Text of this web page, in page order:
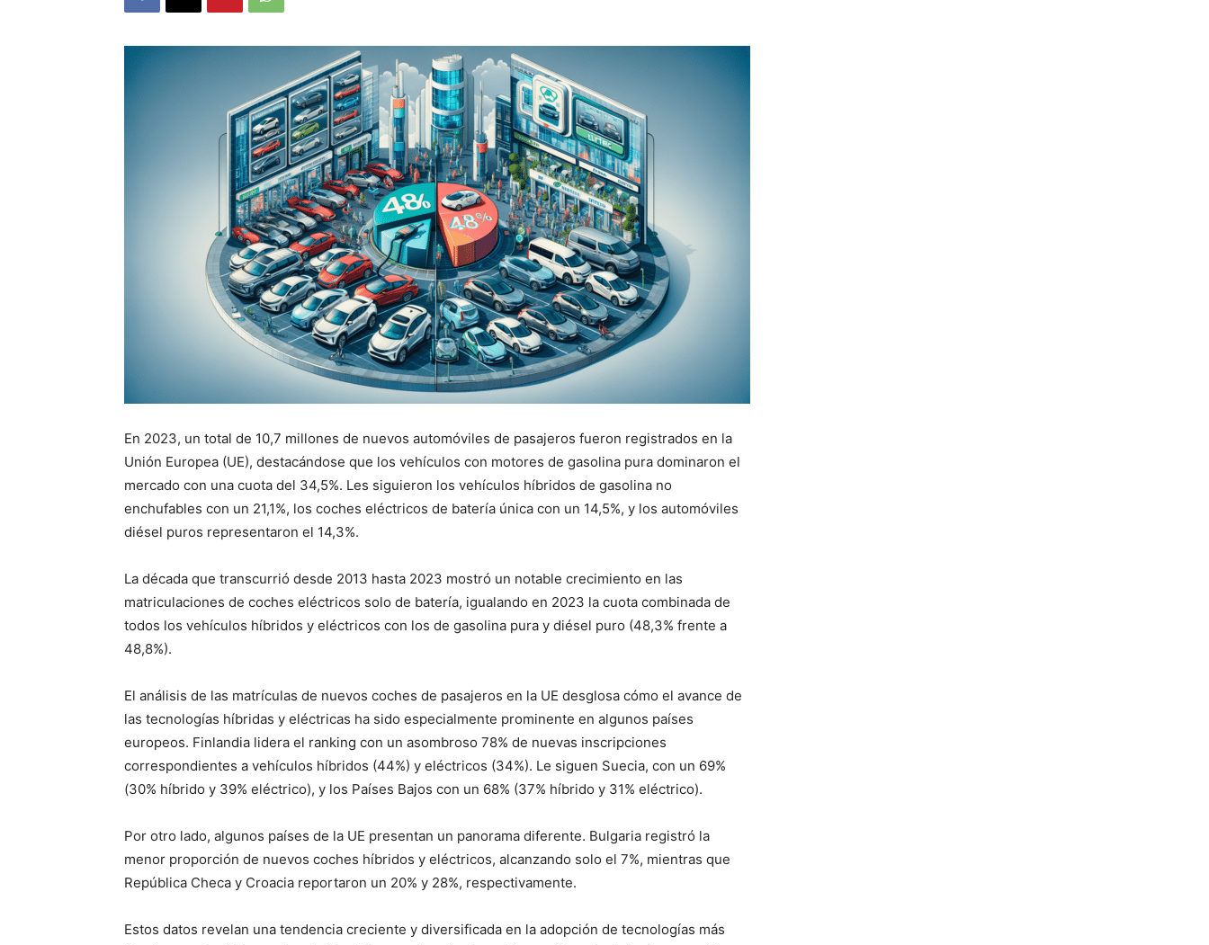
En 2023, un total de 10,7 millones de nuevos automóviles de pasajeros fueron registrados en la
Unión Europea (UE), destacándose que los vehículos con motores de gasolina pura dominaron el
mercado con una cuota del 34,5%. Les siguieron los vehículos híbridos de gasolina no
enchufables con un 21,1%, los coches eléctricos de batería única con un 14,5%, y los automóviles
diésel puros representaron el 14,3%.
La década que transcurrió desde 2013 hasta 2023 mostró un notable crecimiento en las
matriculaciones de coches eléctricos solo de batería, igualando en 2023 la cuota combinada de
todos los vehículos híbridos y eléctricos con los de gasolina pura y diésel puro (48,3% frente a
48,8%).
El análisis de las matrículas de nuevos coches de pasajeros en la UE desglosa cómo el avance de
las tecnologías híbridas y eléctricas ha sido especialmente prominente en algunos países
europeos. Finlandia lidera el ranking con un asombroso 78% de nuevas inscripciones
correspondientes a vehículos híbridos (44%) y eléctricos (34%). Le siguen Suecia, con un 69%
(30% híbrido y 39% eléctrico), y los Países Bajos con un 68% (37% híbrido y 31% eléctrico).
Por otro lado, algunos países de la UE presentan un panorama diferente. Bulgaria registró la
menor proporción de nuevos coches híbridos y eléctricos, alcanzando solo el 7%, mientras que
República Checa y Croacia reportaron un 20% y 28%, respectivamente.
Estos datos revelan una tendencia creciente y diversificada en la adopción de tecnologías más